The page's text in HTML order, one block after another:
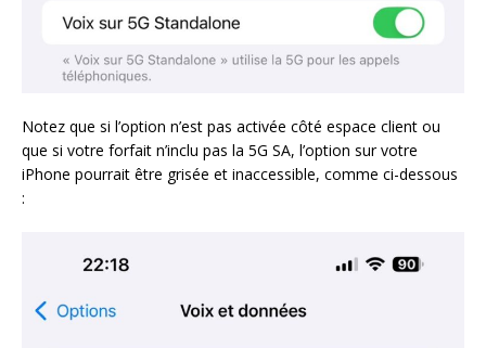
Notez que si l’option n’est pas activée côté espace client ou
que si votre forfait n’inclu pas la 5G SA, l’option sur votre
iPhone pourrait être grisée et inaccessible, comme ci-dessous
: